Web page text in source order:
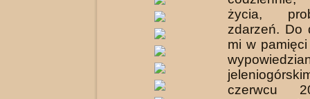
życia,
zdarzeń. Do
mi w
czerwcu